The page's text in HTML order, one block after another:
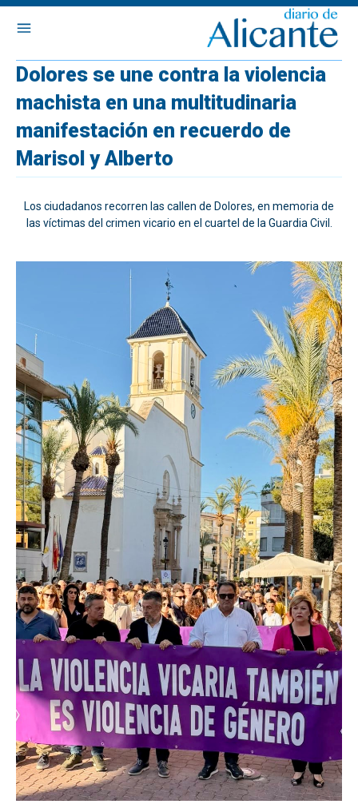
Dolores se une contra la violencia
machista en una multitudinaria
manifestación en recuerdo de
Marisol y Alberto
Los ciudadanos recorren las callen de Dolores, en memoria de
las víctimas del crimen vicario en el cuartel de la Guardia Civil.